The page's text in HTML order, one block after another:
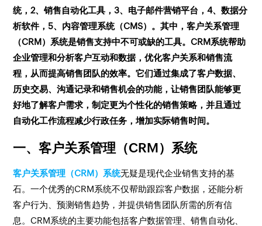
统，2、销售自动化工具，3、电子邮件营销平台，4、数据分
析软件，5、内容管理系统（CMS）。其中，客户关系管理
（CRM）系统是销售支持中不可或缺的工具。CRM系统帮助
企业管理和分析客户互动和数据，优化客户关系和销售流
程，从而提高销售团队的效率。它们通过集成了客户数据、
历史交易、沟通记录和销售机会的功能，让销售团队能够更
好地了解客户需求，制定更为个性化的销售策略，并且通过
自动化工作流程减少行政任务，增加实际销售时间。
一、客户关系管理（CRM）系统
客户关系管理（CRM）系统无疑是现代企业销售支持的基
石。一个优秀的CRM系统不仅帮助跟踪客户数据，还能分析
客户行为、预测销售趋势，并提供销售团队所需的所有信
息。CRM系统的主要功能包括客户数据管理、销售自动化、